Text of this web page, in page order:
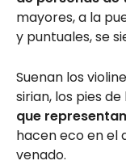
mayores, a la
y puntuales, se
Suenan los
sirian, los pies
que
hacen eco en el
venado.